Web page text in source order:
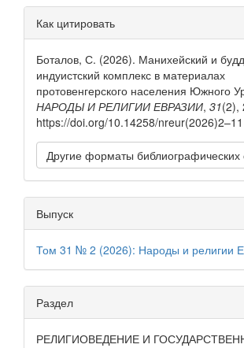
Детали
статьи
Как цитировать
Боталов, С. (2026). Манихейский и
индуистский комплекс в материалах
протовенгерского населения Южного
НАРОДЫ И РЕЛИГИИ ЕВРАЗИИ, 31(2),
https://doi.org/10.14258/nreur(2026)2–11
Другие форматы библиографических
Выпуск
Том 31 № 2 (2026): Народы и религии
Раздел
РЕЛИГИОВЕДЕНИЕ И